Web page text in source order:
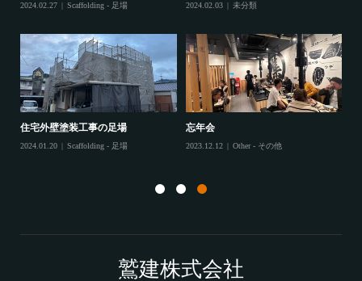
2024.02.27 Scaffolding - 足場 2024.02.03 未分類
住宅外壁塗装工事の足場
2024.01.20 Scaffolding - 足場
忘年会
2023.12.12 Other - その他
鷲建株式会社